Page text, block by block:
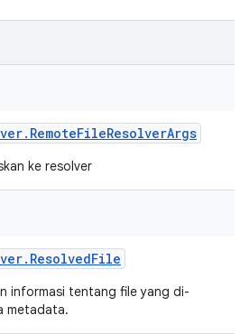
. RemoteFileResolverArgs
ke resolver
. ResolvedFile
informasi tentang file yang di-
metadata.